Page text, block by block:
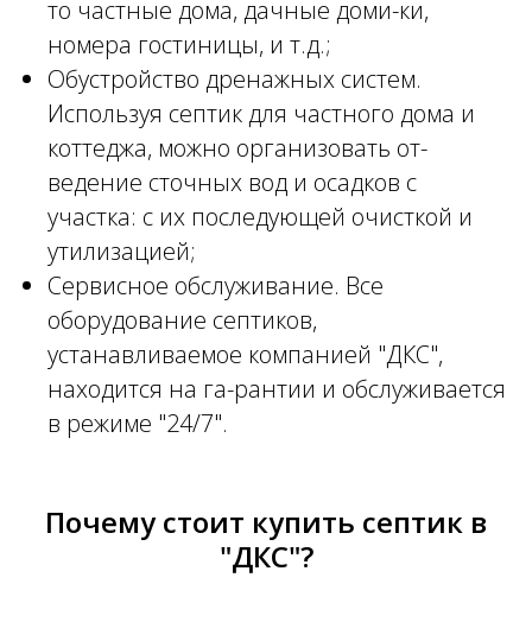
то частные дома, дачные доми-ки,
номера гостиницы, и т.д.;
Обустройство дренажных систем.
Используя септик для частного дома и
коттеджа, можно организовать от-
ведение сточных вод и осадков с
участка: с их последующей очисткой и
утилизацией;
Сервисное обслуживание. Все
оборудование септиков,
устанавливаемое компанией "ДКС",
находится на га-рантии и обслуживается
в режиме "24/7".
Почему стоит купить септик в
"ДКС"?